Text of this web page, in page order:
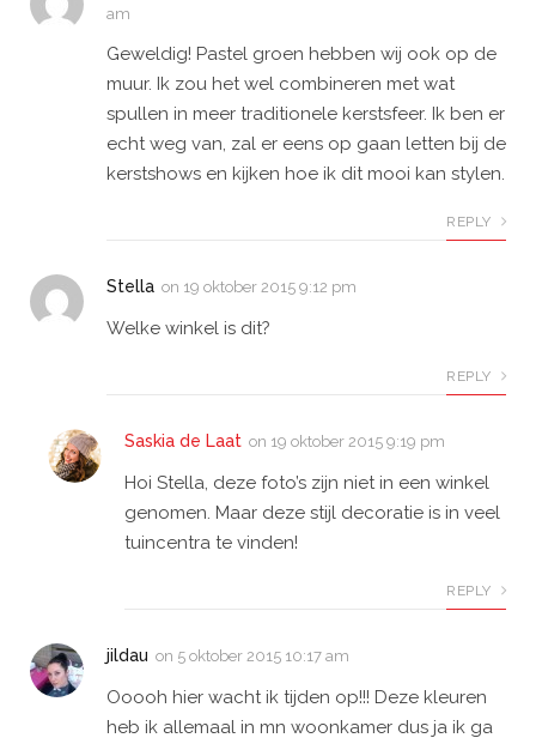
am
Geweldig! Pastel groen hebben wij ook op de
muur. Ik zou het wel combineren met wat
spullen in meer traditionele kerstsfeer. Ik ben er
echt weg van, zal er eens op gaan letten bij de
kerstshows en kijken hoe ik dit mooi kan stylen.
REPLY
Stella on 19 oktober 2015 9:12 pm
Welke winkel is dit?
REPLY
Saskia de Laat on 19 oktober 2015 9:19 pm
Hoi Stella, deze foto’s zijn niet in een winkel
genomen. Maar deze stijl decoratie is in veel
tuincentra te vinden!
REPLY
jildau on 5 oktober 2015 10:17 am
Ooooh hier wacht ik tijden op!!! Deze kleuren
heb ik allemaal in mn woonkamer dus ja ik ga